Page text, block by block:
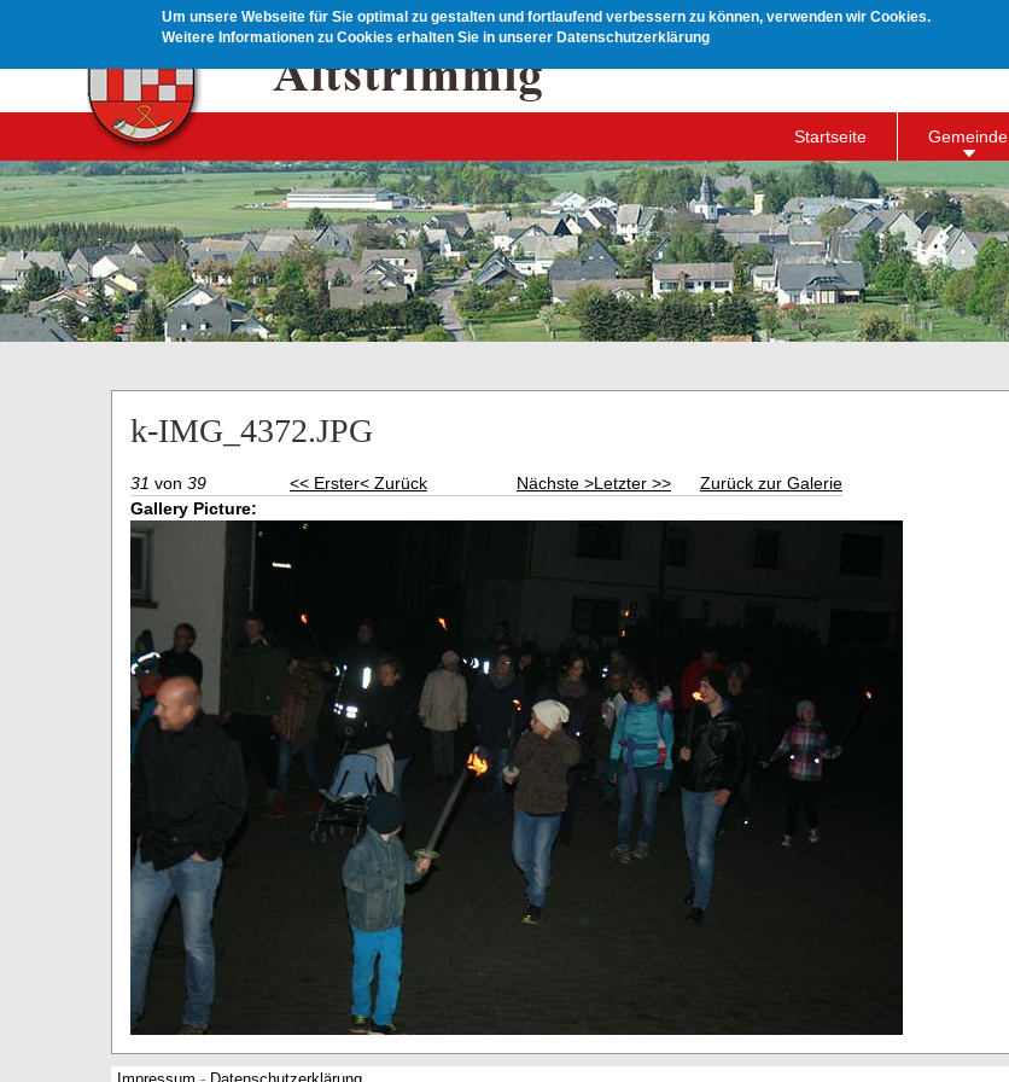
Um unsere Webseite für Sie optimal zu gestalten und fortlaufend verbessern zu können, verwenden wir Cookies.
Weitere Informationen zu Cookies erhalten Sie in unserer Datenschutzerklärung
Startseite Gemeinde
k-IMG_4372.JPG
31 von 39 << Erster< Zurück Nächste >Letzter >>
Zurück zur Galerie
Gallery Picture: